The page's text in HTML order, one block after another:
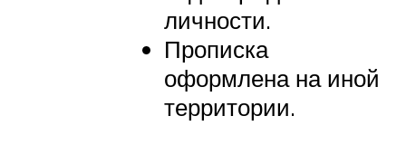
личности.
Прописка
оформлена на иной
территории.